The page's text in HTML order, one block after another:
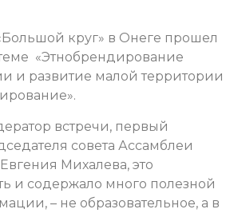
круг» в Онеге прошел
«Этнобрендирование
и развитие малой территории
встречи, первый
совета Ассамблеи
Михалева, это
и содержало много полезной
– не образовательное, а в